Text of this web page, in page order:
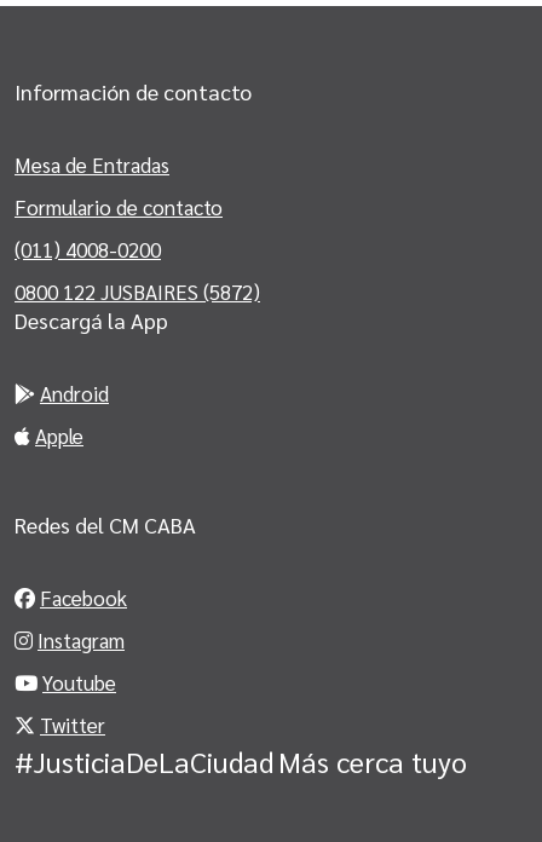
Información de contacto
Mesa de Entradas
Formulario de contacto
(011) 4008-0200
0800 122 JUSBAIRES (5872)
Descargá la App
Android
Apple
Redes del CM CABA
Facebook
Instagram
Youtube
Twitter
#JusticiaDeLaCiudad Más cerca tuyo